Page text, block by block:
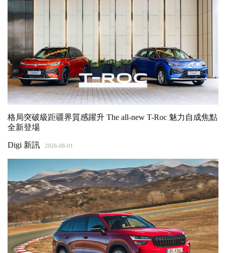
格局突破級距疆界質感躍升 The all-new T-Roc 魅力自成焦點
全新登場
Digi 新訊 2026-08-01